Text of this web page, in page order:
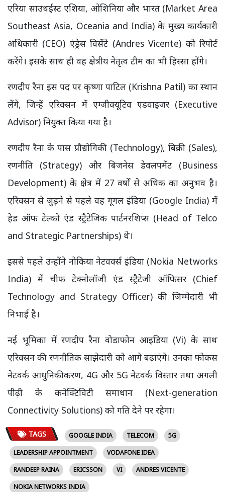
एरिया साउथईस्ट एशिया, ओशिनिया और भारत (Market Area
Southeast Asia, Oceania and India) के मुख्य कार्यकारी
अधिकारी (CEO) एंड्रेस विसेंटे (Andres Vicente) को रिपोर्ट
करेंगे। इसके साथ ही वह क्षेत्रीय नेतृत्व टीम का भी हिस्सा होंगे।
रणदीप रैना इस पद पर कृष्णा पाटिल (Krishna Patil) का स्थान
लेंगे, जिन्हें एरिक्सन में एग्जीक्यूटिव एडवाइजर (Executive
Advisor) नियुक्त किया गया है।
रणदीप रैना के पास प्रौद्योगिकी (Technology), बिक्री (Sales),
रणनीति (Strategy) और बिजनेस डेवलपमेंट (Business
Development) के क्षेत्र में 27 वर्षों से अधिक का अनुभव है।
एरिक्सन से जुड़ने से पहले वह गूगल इंडिया (Google India) में
हेड ऑफ टेल्को एंड स्ट्रैटेजिक पार्टनरशिप्स (Head of Telco
and Strategic Partnerships) थे।
इससे पहले उन्होंने नोकिया नेटवर्क्स इंडिया (Nokia Networks
India) में चीफ टेक्नोलॉजी एंड स्ट्रैटेजी ऑफिसर (Chief
Technology and Strategy Officer) की जिम्मेदारी भी
निभाई है।
नई भूमिका में रणदीप रैना वोडाफोन आइडिया (Vi) के साथ
एरिक्सन की रणनीतिक साझेदारी को आगे बढ़ाएंगे। उनका फोकस
नेटवर्क आधुनिकीकरण, 4G और 5G नेटवर्क विस्तार तथा अगली
पीढ़ी के कनेक्टिविटी समाधान (Next-generation
Connectivity Solutions) को गति देने पर रहेगा।
TAGS GOOGLE INDIA TELECOM
5G
LEADERSHIP APPOINTMENT
VODAFONE IDEA
RANDEEP RAINA
ERICSSON VI
ANDRES VICENTE
NOKIA NETWORKS INDIA